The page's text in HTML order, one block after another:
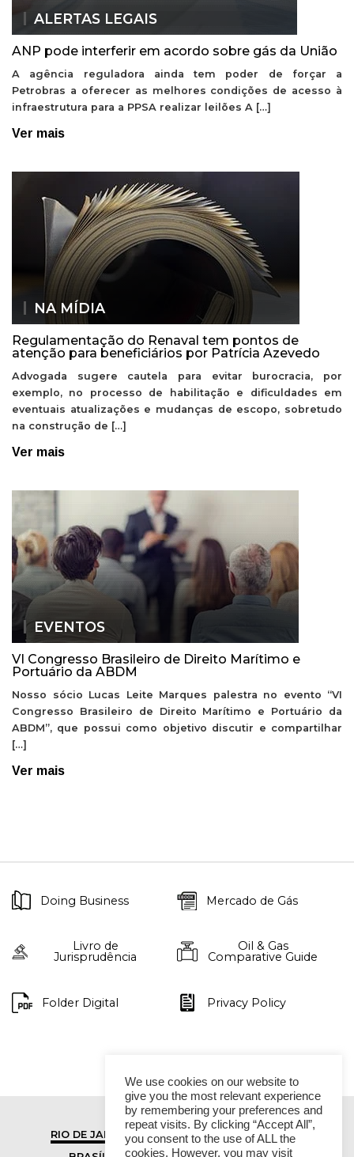
ALERTAS LEGAIS
ANP pode interferir em acordo sobre gás da União
A agência reguladora ainda tem poder de forçar a
Petrobras a oferecer as melhores condições de acesso à
infraestrutura para a PPSA realizar leilões A […]
Ver mais
NA MÍDIA
Regulamentação do Renaval tem pontos de
atenção para beneficiários por Patrícia Azevedo
Advogada sugere cautela para evitar burocracia, por
exemplo, no processo de habilitação e dificuldades em
eventuais atualizações e mudanças de escopo, sobretudo
na construção de […]
Ver mais
EVENTOS
VI Congresso Brasileiro de Direito Marítimo e
Portuário da ABDM
Nosso sócio Lucas Leite Marques palestra no evento “VI
Congresso Brasileiro de Direito Marítimo e Portuário da
ABDM”, que possui como objetivo discutir e compartilhar
[…]
Ver mais
Doing Business Mercado de Gás
Livro de
Jurisprudência
Oil & Gas
Comparative Guide
Folder Digital Privacy Policy
RIO DE JANEIRO
SÃO PAULO
We use cookies on our website to
give you the most relevant experience
by remembering your preferences and
repeat visits. By clicking “Accept All”,
you consent to the use of ALL the
cookies. However, you may visit